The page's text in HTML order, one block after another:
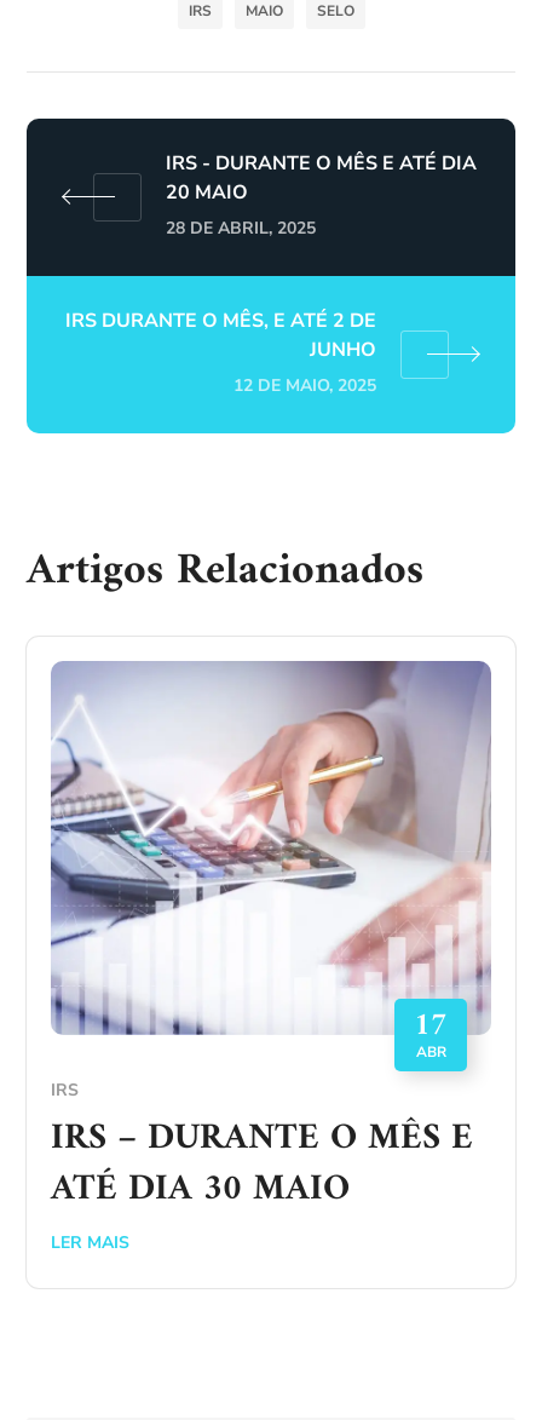
IRS MAIO SELO
IRS - DURANTE O MÊS E ATÉ DIA
20 MAIO
28 DE ABRIL, 2025
IRS DURANTE O MÊS, E ATÉ 2 DE
JUNHO
12 DE MAIO, 2025
Artigos Relacionados
17
ABR
IRS
IRS – DURANTE O MÊS E
ATÉ DIA 30 MAIO
LER MAIS